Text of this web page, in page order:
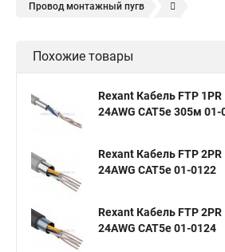
Провод монтажный пугв
Кабель монтажный экранированный
Провода монтажные многожильные
Похожие товары
Rexant Кабель FTP 1PR
24AWG CAT5e 305м 01-
Rexant Кабель FTP 2PR
24AWG CAT5e 01-0122
Rexant Кабель FTP 2PR
24AWG CAT5e 01-0124